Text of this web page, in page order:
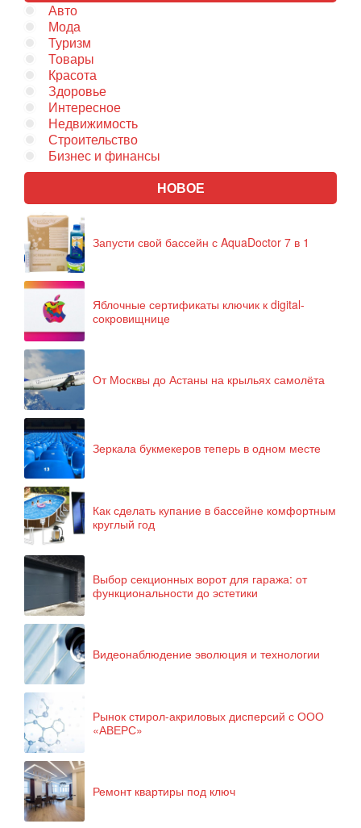
Авто
Мода
Туризм
Товары
Красота
Здоровье
Интересное
Недвижимость
Строительство
Бизнес и финансы
НОВОЕ
Запусти свой бассейн с AquaDoctor 7 в 1
Яблочные сертификаты ключик к digital-
сокровищнице
От Москвы до Астаны на крыльях самолёта
Зеркала букмекеров теперь в одном месте
Как сделать купание в бассейне комфортным
круглый год
Выбор секционных ворот для гаража: от
функциональности до эстетики
Видеонаблюдение эволюция и технологии
Рынок стирол-акриловых дисперсий с ООО
«АВЕРС»
Ремонт квартиры под ключ